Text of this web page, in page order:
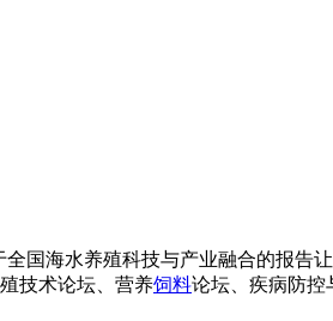
全国海水养殖科技与产业融合的报告让
技术论坛、营养饲料论坛、疾病防控